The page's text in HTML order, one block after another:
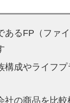
あるFP（ファ
構成やライフ
社の商品を比